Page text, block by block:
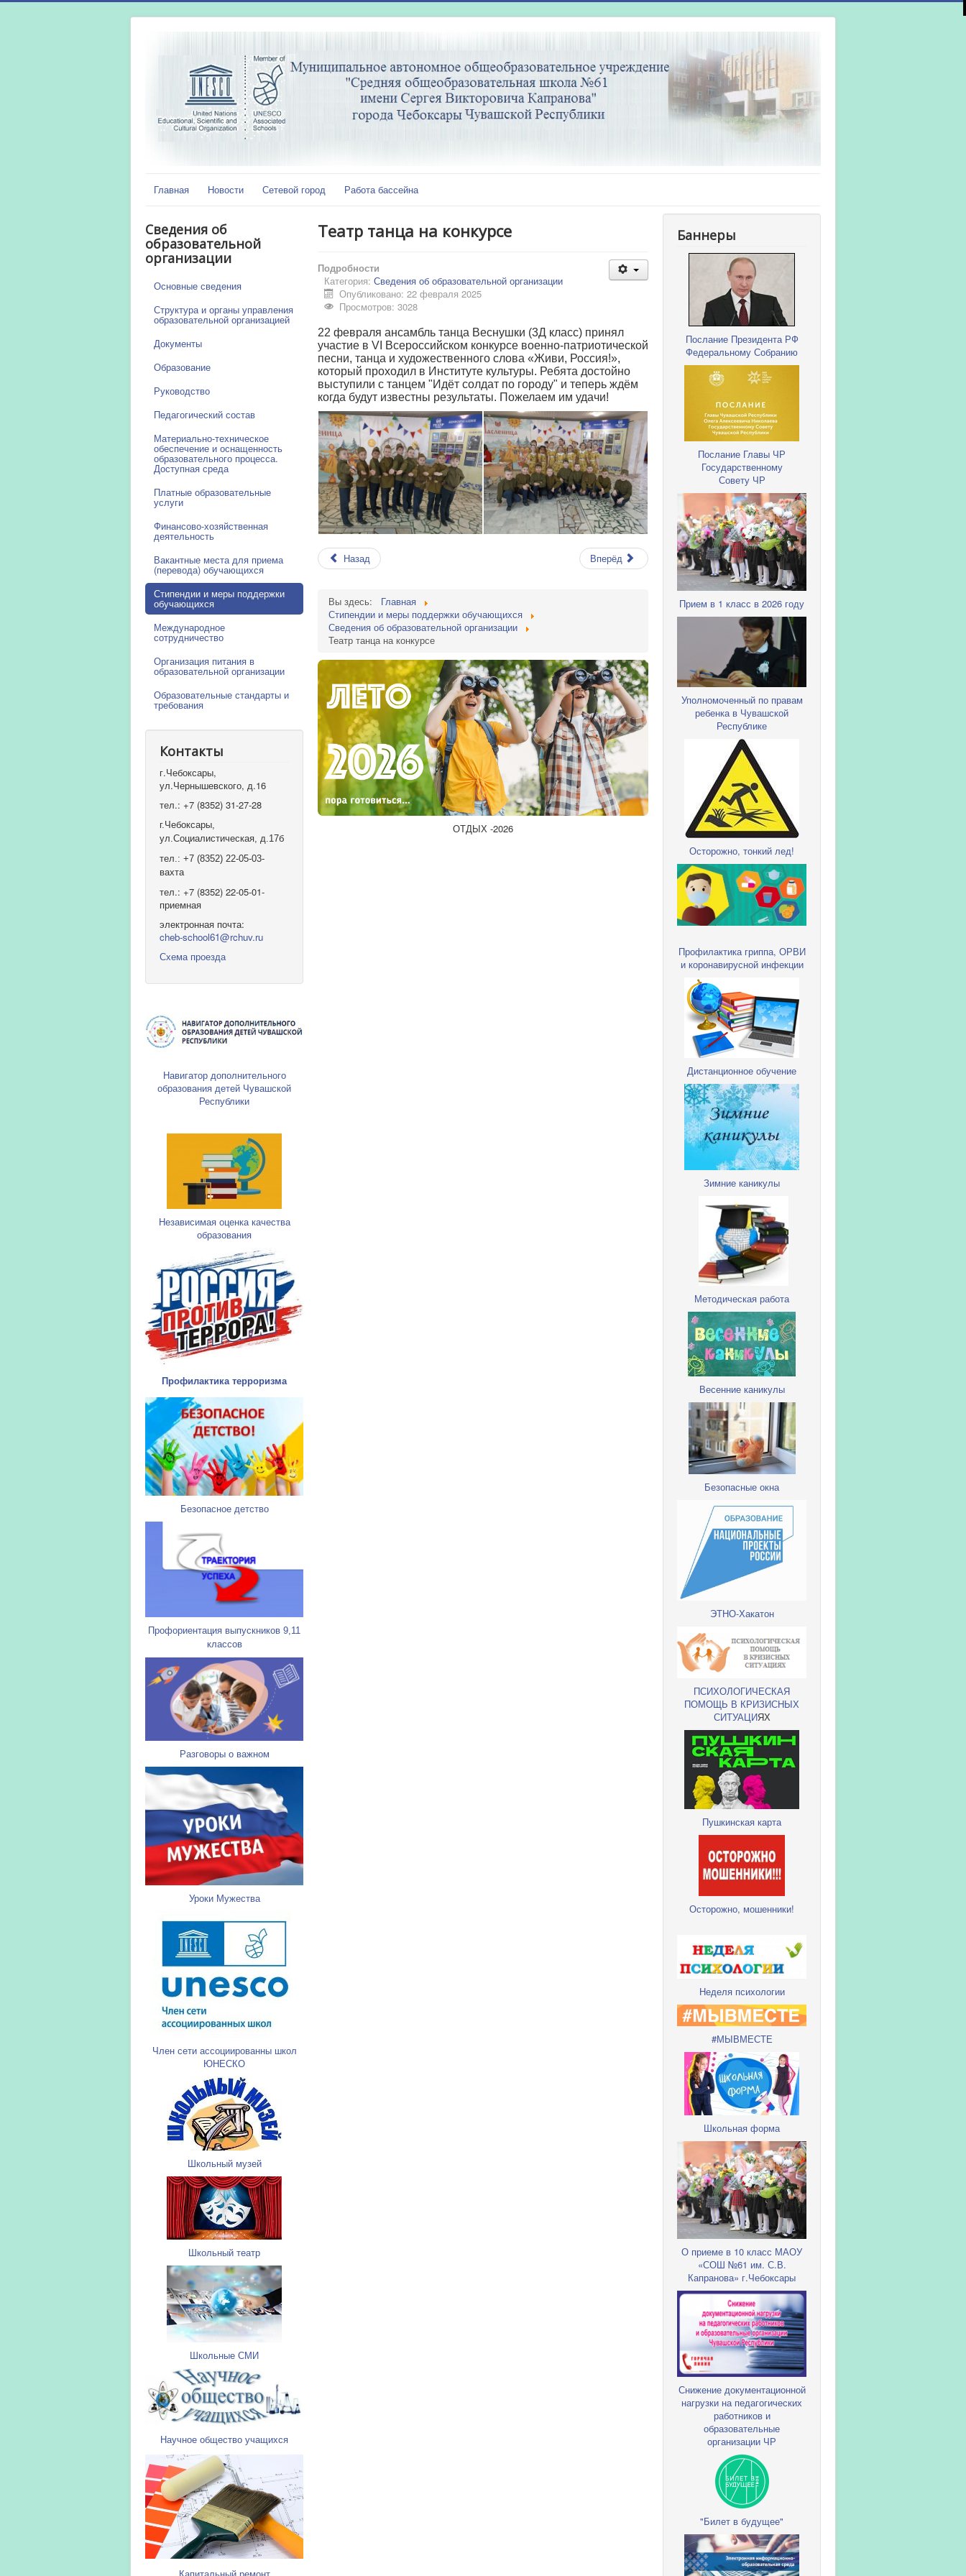
Главная Новости Сетевой город Работа бассейна
Сведения об
образовательной
организации
Основные сведения
Структура и органы управления
образовательной организацией
Документы
Образование
Руководство
Педагогический состав
Материально-техническое
обеспечение и оснащенность
образовательного процесса.
Доступная среда
Платные образовательные
услуги
Финансово-хозяйственная
деятельность
Вакантные места для приема
(перевода) обучающихся
Стипендии и меры поддержки
обучающихся
Международное
сотрудничество
Организация питания в
образовательной организации
Образовательные стандарты и
требования
Контакты
г.Чебоксары,
ул.Чернышевского, д.16
тел.: +7 (8352) 31-27-28
г.Чебоксары,
ул.Социалистическая, д.17б
тел.: +7 (8352) 22-05-03-
вахта
тел.: +7 (8352) 22-05-01-
приемная
электронная почта:
cheb-school61@rchuv.ru
Схема проезда
Навигатор дополнительного
образования детей Чувашской
Республики
Независимая оценка качества
образования
Профилактика терроризма
Безопасное детство
Профориентация выпускников 9,11
классов
Разговоры о важном
Уроки Мужества
Член сети ассоциированны школ
ЮНЕСКО
Школьный музей
Школьный театр
Школьные СМИ
Научное общество учащихся
Театр танца на конкурсе
Подробности
Категория: Сведения об образовательной организации
Опубликовано: 22 февраля 2025
Просмотров: 3028
22 февраля ансамбль танца Веснушки (3Д класс) принял
участие в VI Всероссийском конкурсе военно-патриотической
песни, танца и художественного слова «Живи, Россия!»,
который проходил в Институте культуры. Ребята достойно
выступили с танцем "Идëт солдат по городу" и теперь ждём
когда будут известны результаты. Пожелаем им удачи!
Назад Вперёд
Вы здесь:
Главная
Стипендии и меры поддержки обучающихся
Сведения об образовательной организации
Театр танца на конкурсе
ОТДЫХ -2026
Баннеры
Послание Президента РФ
Федеральному Собранию
Послание Главы ЧР
Государственному
Совету ЧР
Прием в 1 класс в 2026 году
Уполномоченный по правам
ребенка в Чувашской
Республике
Осторожно, тонкий лед!
Профилактика гриппа, ОРВИ
и коронавирусной инфекции
Дистанционное обучение
Зимние каникулы
Методическая работа
Весенние каникулы
Безопасные окна
ЭТНО-Хакатон
ПСИХОЛОГИЧЕСКАЯ
ПОМОЩЬ В КРИЗИСНЫХ
СИТУАЦИЯХ
Пушкинская карта
Осторожно, мошенники!
Неделя психологии
#МЫВМЕСТЕ
Школьная форма
О приеме в 10 класс МАОУ
«СОШ №61 им. С.В.
Капранова» г.Чебоксары
Снижение документационной
нагрузки на педагогических
работников и
образовательные
организации ЧР
"Билет в будущее"